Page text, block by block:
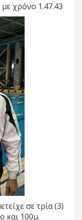
χρόνο 1.47.43
σε τρία (3)
και 100μ.